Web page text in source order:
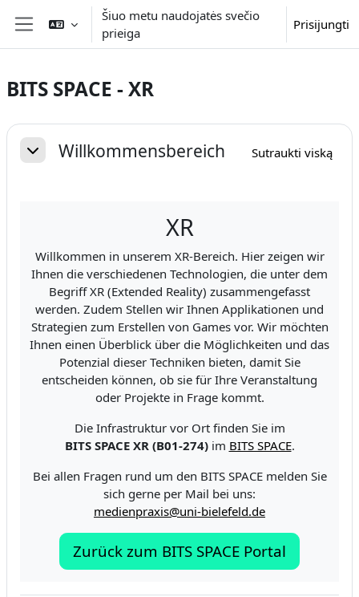
Pereiti į pagrindinį turinį
Šoninis skydelis
Šiuo metu naudojatės svečio
prieiga
Prisijungti
BITS SPACE - XR
Dalies kontūras
SutrauktiWillkommensbereich Sutraukti viską
XR
Willkommen in unserem XR-Bereich. Hier zeigen wir
Ihnen die verschiedenen Technologien, die unter dem
Begriff XR (Extended Reality) zusammengefasst
werden. Zudem Stellen wir Ihnen Applikationen und
Strategien zum Erstellen von Games vor. Wir möchten
Ihnen einen Überblick über die Möglichkeiten und das
Potenzial dieser Techniken bieten, damit Sie
entscheiden können, ob sie für Ihre Veranstaltung
oder Projekte in Frage kommt.
Die Infrastruktur vor Ort finden Sie im
BITS SPACE XR (B01-274)im BITS SPACE.
Bei allen Fragen rund um den BITS SPACE melden Sie
sich gerne per Mail bei uns:
medienpraxis@uni-bielefeld.de
Zurück zum BITS SPACE Portal